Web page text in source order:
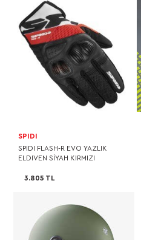
SPIDI
SPIDI FLASH-R EVO YAZLIK
ELDIVEN SİYAH KIRMIZI
3.805 TL